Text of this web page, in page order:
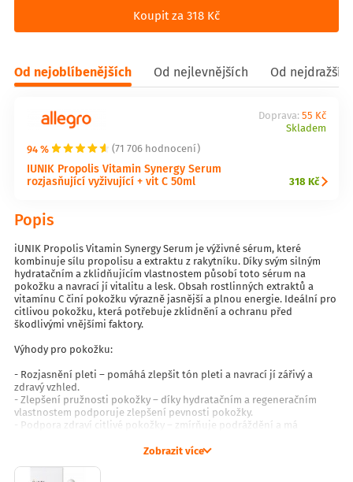
Koupit za 318 Kč
Od nejoblíbenějších Od nejlevnějších Od
94 % (71 706 hodnocení)
IUNIK Propolis Vitamin Synergy Serum
rozjasňující vyživující + vit C 50ml
Doprava: 55 Kč
Skladem
318 Kč
Popis
iUNIK Propolis Vitamin Synergy Serum je výživné sérum, které
kombinuje sílu propolisu a extraktu z rakytníku. Díky svým silným
hydratačním a zklidňujícím vlastnostem působí toto sérum na
pokožku a navrací jí vitalitu a lesk. Obsah rostlinných extraktů a
vitamínu C činí pokožku výrazně jasnější a plnou energie. Ideální pro
citlivou pokožku, která potřebuje zklidnění a ochranu před
škodlivými vnějšími faktory.
Výhody pro pokožku:
- Rozjasnění pleti – pomáhá zlepšit tón pleti a navrací jí zářivý a
zdravý vzhled.
- Zlepšení pružnosti pokožky – díky hydratačním a regeneračním
vlastnostem podporuje zlepšení pevnosti pokožky.
- Podpora zdraví citlivé pokožky – zmírňuje podráždění a má
- Zvlhčování a výživa – intenzivně hydratuje a dodává pokožce
potřebné živiny.
Zobrazit více